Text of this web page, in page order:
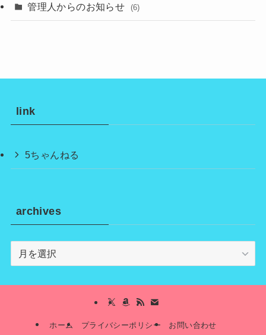
管理人からのお知らせ (6)
link
5ちゃんねる
archives
archives
ホーム プライバシーポリシー お問い合わせ